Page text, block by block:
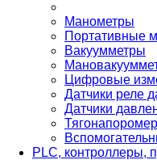
Манометры
Портативные
Вакуумметры
Цифровые
Датчики реле
Датчики
PLС, контроллеры,